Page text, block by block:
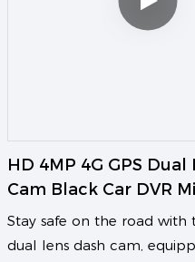
HD 4MP 4G GPS Dual
Cam Black Car DVR
Radar Parking
Camera Dashcam
Stay safe on the road with
dual lens dash cam,